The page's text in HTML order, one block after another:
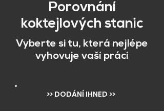
Porovnání
koktejlových stanic
Vyberte si tu, která nejlépe
vyhovuje vaší práci
>> DODÁNÍ IHNED >>